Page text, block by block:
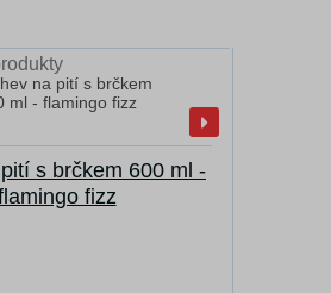
s brčkem 600 ml -
fizz